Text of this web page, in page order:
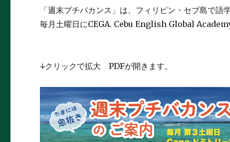
「週末プチバカンス」は、フィリピン・セブ島で語
毎月土曜日にCEGA. Cebu English Global
↓クリックで拡大 PDFが開きます。